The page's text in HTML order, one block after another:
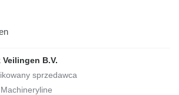
B.V.